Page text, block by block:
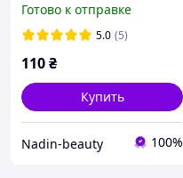
Bogenia BG620 - 001 Ivory
(8 мл)
Готово к отправке
5.0 (5)
110₴
Купить
Nadin-beauty 100%